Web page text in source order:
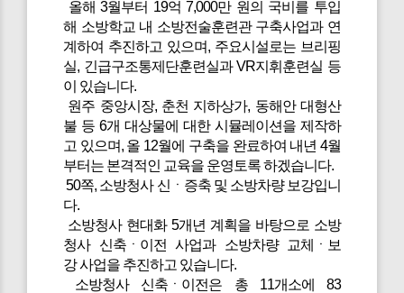
올해 3월부터 19억 7,000만 원의 국비를 투입
해 소방학교 내 소방전술훈련관 구축사업과 연
계하여 추진하고 있으며, 주요시설로는 브리핑
실, 긴급구조통제단훈련실과 VR지휘훈련실 등
이 있습니다.
원주 중앙시장, 춘천 지하상가, 동해안 대형산
불 등 6개 대상물에 대한 시뮬레이션을 제작하
고 있으며, 올 12월에 구축을 완료하여 내년 4월
부터는 본격적인 교육을 운영토록 하겠습니다.
50쪽, 소방청사 신ㆍ증축 및 소방차량 보강입니
다.
소방청사 현대화 5개년 계획을 바탕으로 소방
청사 신축ㆍ이전 사업과 소방차량 교체ㆍ보
강 사업을 추진하고 있습니다.
소방청사 신축ㆍ이전은 총 11개소에 83